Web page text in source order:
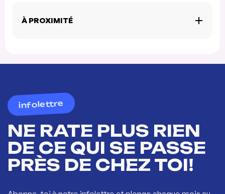
À PROXIMITÉ
infolettre
NE RATE PLUS RIEN
DE CE QUI SE PASSE
PRÈS DE CHEZ TOI!